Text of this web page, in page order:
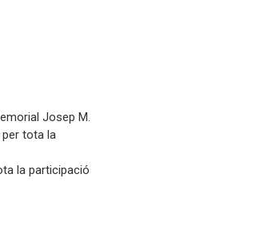
Josep M.
tota la
la participació